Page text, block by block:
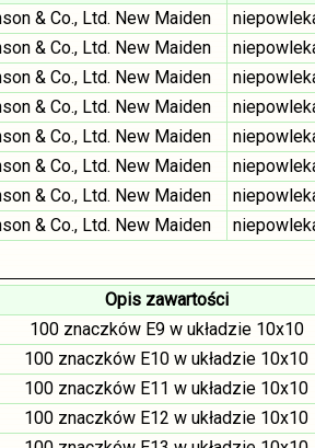
& Co., Ltd. New Maiden
& Co., Ltd. New Maiden
& Co., Ltd. New Maiden
& Co., Ltd. New Maiden
& Co., Ltd. New Maiden
& Co., Ltd. New Maiden
& Co., Ltd. New Maiden
& Co., Ltd. New Maiden
Opis zawartości
100 znaczków E9 w układzie 10x10
100 znaczków E10 w układzie 10x10
100 znaczków E11 w układzie 10x10
100 znaczków E12 w układzie 10x10